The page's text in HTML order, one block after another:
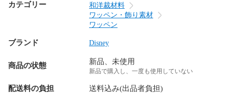
カテゴリー
和洋裁材料
ワッペン・飾り素材
ワッペン
ブランド Disney
商品の状態 新品、未使用
新品で購入し、一度も使用していない
配送料の負担 送料込み(出品者負担)